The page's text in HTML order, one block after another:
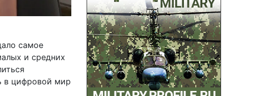
самое
и средних
в цифровой мир